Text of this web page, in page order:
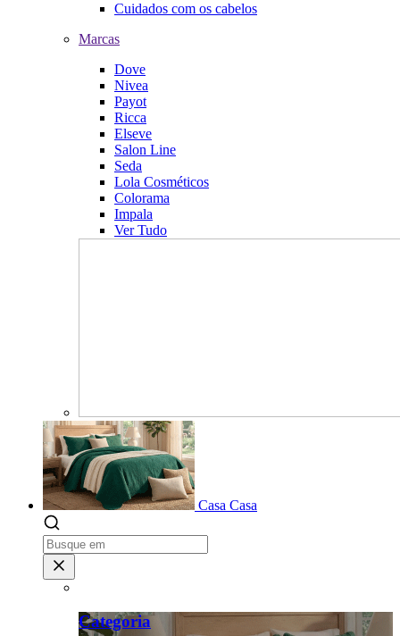
Cuidados com os cabelos
Marcas
Dove
Nivea
Payot
Ricca
Elseve
Salon Line
Seda
Lola Cosméticos
Colorama
Impala
Ver Tudo
Casa Casa
Categoria